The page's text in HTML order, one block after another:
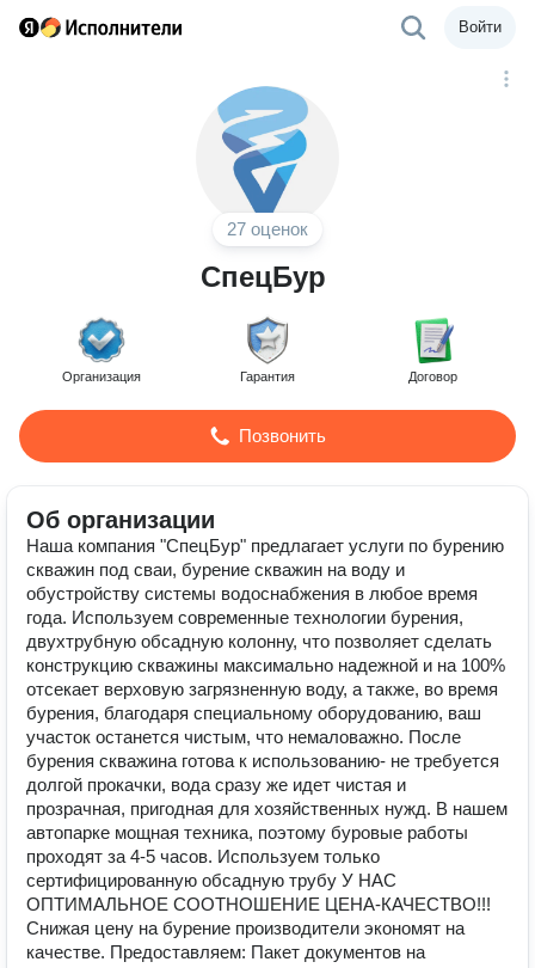
Войти
27 оценок
СпецБур
Организация Гарантия Договор
Позвонить
Об организации
Наша компания "СпецБур" предлагает услуги по бурению
скважин под сваи, бурение скважин на воду и
обустройству системы водоснабжения в любое время
года. Используем современные технологии бурения,
двухтрубную обсадную колонну, что позволяет сделать
конструкцию скважины максимально надежной и на 100%
отсекает верховую загрязненную воду, а также, во время
бурения, благодаря специальному оборудованию, ваш
участок останется чистым, что немаловажно. После
бурения скважина готова к использованию- не требуется
долгой прокачки, вода сразу же идет чистая и
прозрачная, пригодная для хозяйственных нужд. В нашем
автопарке мощная техника, поэтому буровые работы
проходят за 4-5 часов. Используем только
сертифицированную обсадную трубу У НАС
ОПТИМАЛЬНОЕ СООТНОШЕНИЕ ЦЕНА-КАЧЕСТВО!!!
Снижая цену на бурение производители экономят на
качестве. Предоставляем: Пакет документов на